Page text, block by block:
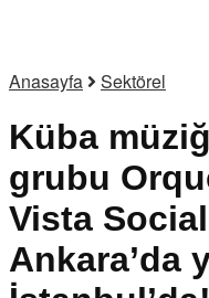
Anasayfa Sektörel
Küba
grubu
Vista
Ankara’da